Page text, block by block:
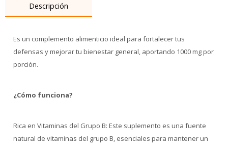
Descripción
Es un complemento alimenticio ideal para fortalecer tus
defensas y mejorar tu bienestar general, aportando 1000 mg por
porción.
¿Cómo funciona?
Rica en Vitaminas del Grupo B: Este suplemento es una fuente
natural de vitaminas del grupo B, esenciales para mantener un